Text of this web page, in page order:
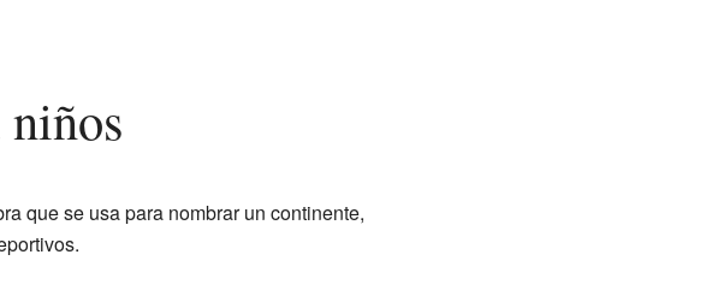
niños
que se usa para nombrar un continente,